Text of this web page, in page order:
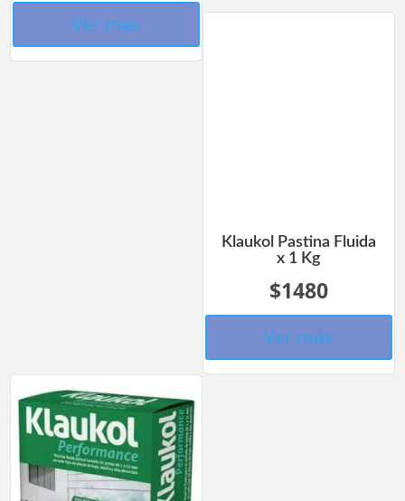
Ver más
Klaukol Pastina Fluida
x 1 Kg
$1480
Ver más